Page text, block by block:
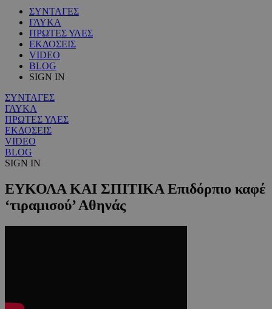
ΣΥΝΤΑΓΕΣ
ΓΛΥΚΑ
ΠΡΩΤΕΣ ΥΛΕΣ
ΕΚΔΟΣΕΙΣ
VIDEO
BLOG
SIGN IN
ΣΥΝΤΑΓΕΣ
ΓΛΥΚΑ
ΠΡΩΤΕΣ ΥΛΕΣ
ΕΚΔΟΣΕΙΣ
VIDEO
BLOG
SIGN IN
ΕΥΚΟΛΑ ΚΑΙ ΣΠΙΤΙΚΑ Επιδόρπιο καφέ
‘τιραμισού’ Αθηνάς